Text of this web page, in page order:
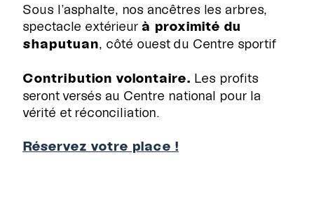
Sous l’asphalte, nos ancêtres les arbres,
spectacle extérieurà proximité du
shaputuan, côté ouest du Centre sportif
Contribution volontaire. Les profits
seront versés au Centre national pour la
vérité et réconciliation.
Réservez votre place !